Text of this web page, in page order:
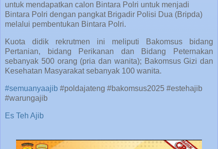
untuk mendapatkan calon Bintara Polri untuk menjadi
Bintara Polri dengan pangkat Brigadir Polisi Dua (Bripda)
melalui pembentukan Bintara Polri.
Kuota didik rekrutmen ini meliputi Bakomsus bidang
Pertanian, bidang Perikanan dan Bidang Peternakan
sebanyak 500 orang (pria dan wanita); Bakomsus Gizi dan
Kesehatan Masyarakat sebanyak 100 wanita.
#semuanyaajib #poldajateng #bakomsus2025 #estehajib
#warungajib
Es Teh Ajib